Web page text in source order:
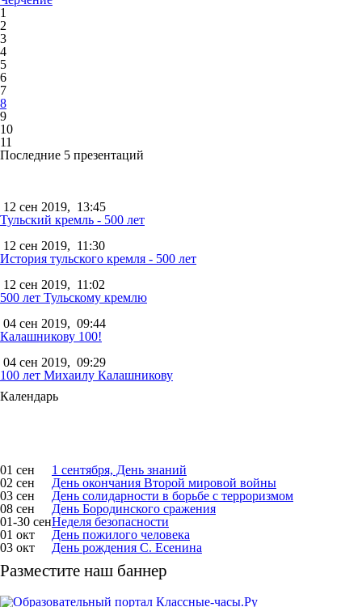
1
2
3
4
5
6
7
8
9
10
11
Последние 5 презентаций
12 сен 2019, 13:45
Тульский кремль - 500 лет
12 сен 2019, 11:30
История тульского кремля - 500 лет
12 сен 2019, 11:02
500 лет Тульскому кремлю
04 сен 2019, 09:44
Калашникову 100!
04 сен 2019, 09:29
100 лет Михаилу Калашникову
Календарь
01 сен
1 сентября, День знаний
02 сен
День окончания Второй мировой войны
03 сен
День солидарности в борьбе с терроризмом
08 сен
День Бородинского сражения
01-30 сенНеделя безопасности
01 окт
День пожилого человека
03 окт
День рождения С. Есенина
Разместите наш баннер